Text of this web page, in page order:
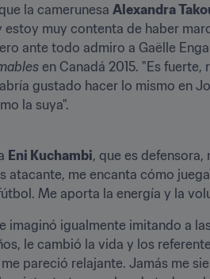
la camerunesa Alexandra
muy contenta de haber
ante todo admiro a Gaëlle
en Canadá 2015. "Es
gustado hacer lo mismo en
la suya".
Eni Kuchambi, que es
atacante, me encanta cómo
Me aporta la energía y la
imaginó igualmente imitando a
le cambió la vida y los
pareció relajante. Jamás me